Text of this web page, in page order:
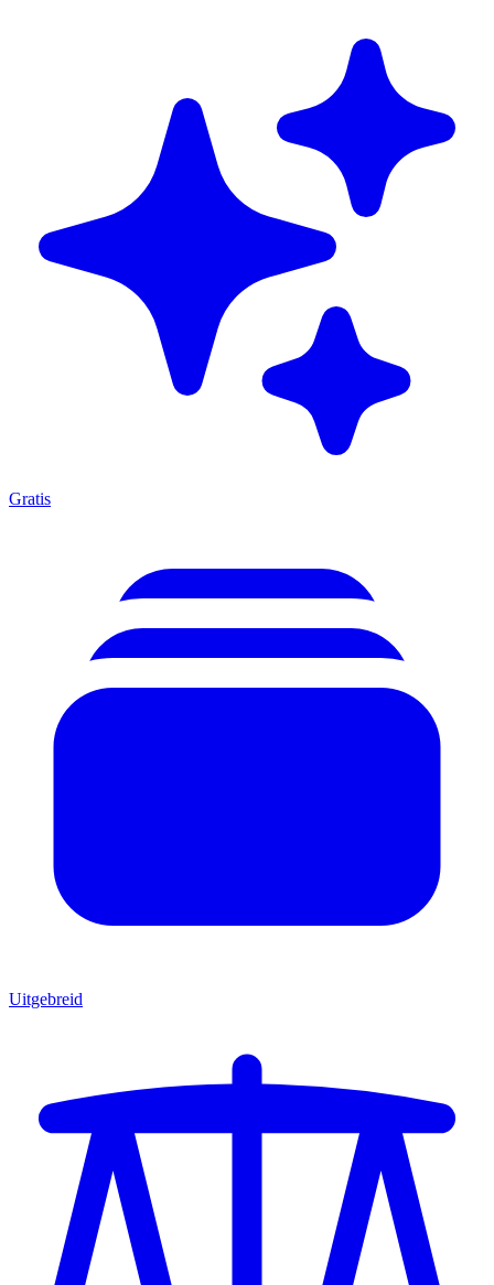
Gratis
Uitgebreid